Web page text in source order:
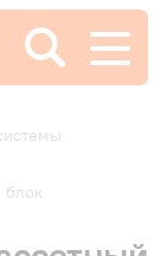
блок